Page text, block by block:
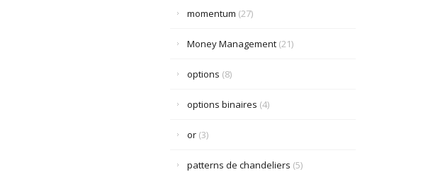
momentum (27)
Money Management(21)
options (8)
options binaires (4)
or(3)
patterns de chandeliers (5)